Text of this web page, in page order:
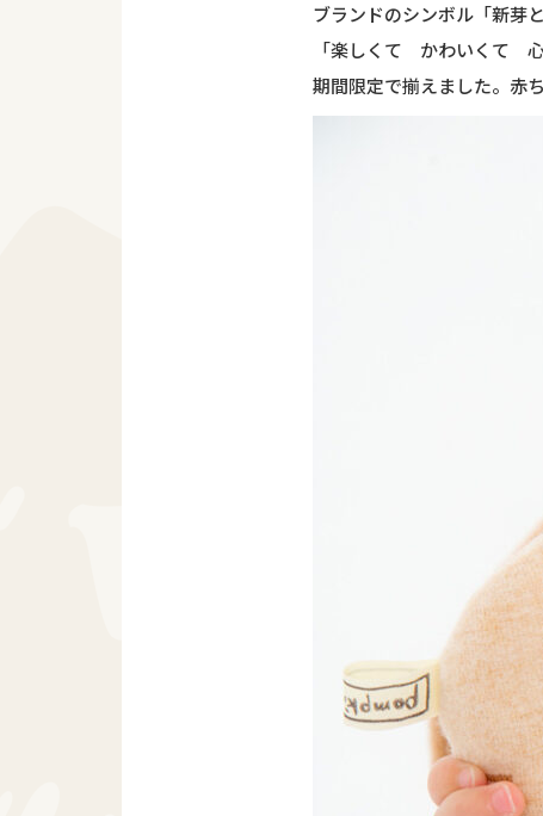
ブランドのシンボル「新芽
「楽しくて かわいくて 心
期間限定で揃えました。赤